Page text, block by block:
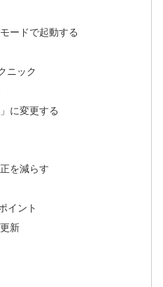
ードで起動する
ニック
に変更する
を減らす
イント
新